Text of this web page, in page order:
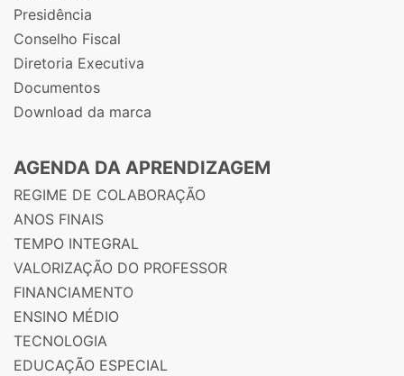
Presidência
Conselho Fiscal
Diretoria Executiva
Documentos
Download da marca
AGENDA DA APRENDIZAGEM
REGIME DE COLABORAÇÃO
ANOS FINAIS
TEMPO INTEGRAL
VALORIZAÇÃO DO PROFESSOR
FINANCIAMENTO
ENSINO MÉDIO
TECNOLOGIA
EDUCAÇÃO ESPECIAL